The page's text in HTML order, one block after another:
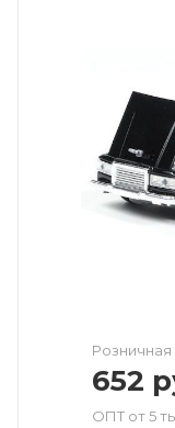
Розничная
652
ОПТ от 5